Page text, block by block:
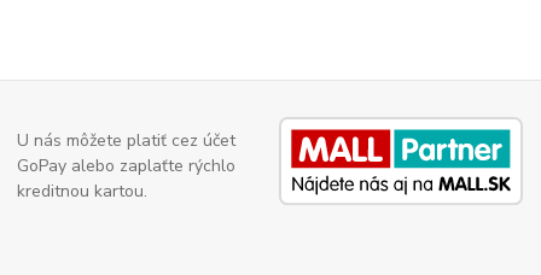
U nás môžete platiť cez účet
GoPay alebo zaplaťte rýchlo
kreditnou kartou.